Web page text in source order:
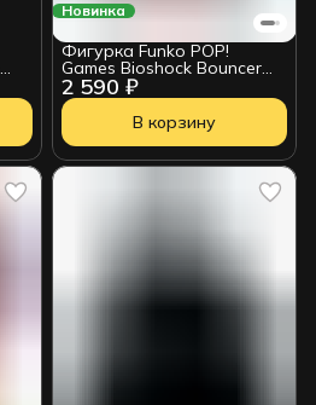
Новинка
2 590 ₽
Фигурка Funko POP!
Games Bioshock Bouncer
Big Daddy 6" (1145) 90832
В корзину